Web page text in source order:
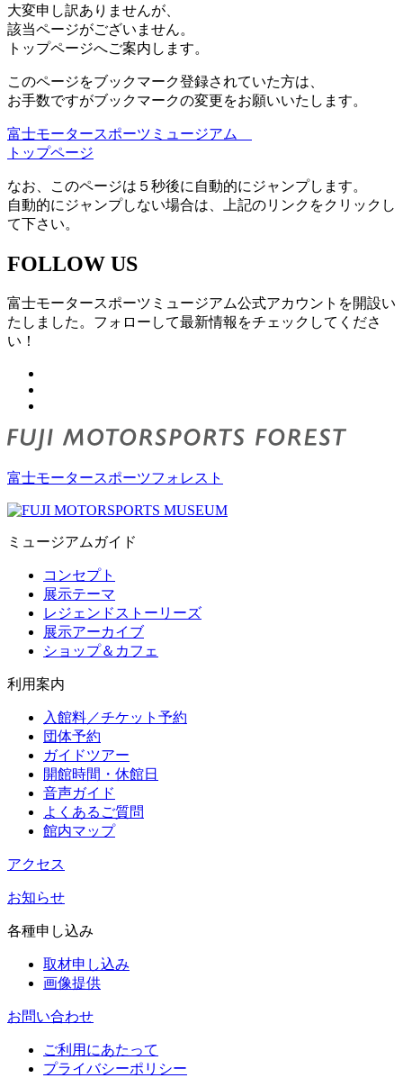
大変申し訳ありませんが、
該当ページがございません。
トップページへご案内します。
このページをブックマーク登録されていた方は、
お手数ですがブックマークの変更をお願いいたします。
富士モータースポーツミュージアム
トップページ
なお、このページは５秒後に自動的にジャンプします。
自動的にジャンプしない場合は、上記のリンクをクリックし
て下さい。
FOLLOW US
富士モータースポーツミュージアム公式アカウントを開設い
たしました。フォローして最新情報をチェックしてくださ
い！
富士モータースポーツフォレスト
ミュージアムガイド
コンセプト
展示テーマ
レジェンドストーリーズ
展示アーカイブ
ショップ＆カフェ
利用案内
入館料／チケット予約
団体予約
ガイドツアー
開館時間・休館日
音声ガイド
よくあるご質問
館内マップ
アクセス
お知らせ
各種申し込み
取材申し込み
画像提供
お問い合わせ
ご利用にあたって
プライバシーポリシー